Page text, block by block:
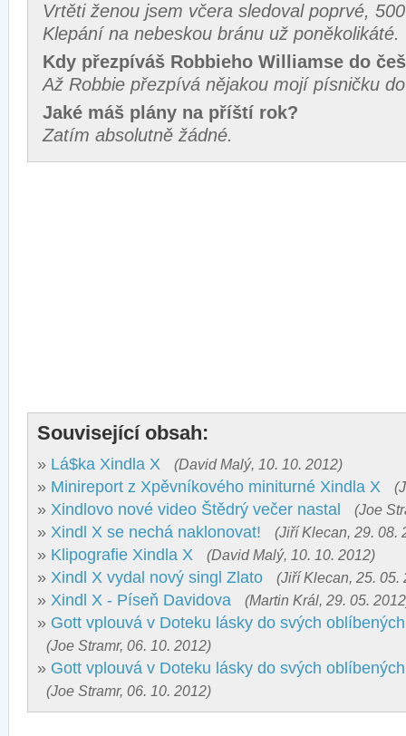
Vrtěti ženou jsem včera sledoval poprvé,
Klepání na nebeskou bránu už poněkolikáté.
Kdy přezpíváš Robbieho Williamse do
Až Robbie přezpívá nějakou mojí písničku
Jaké máš plány na příští rok?
Zatím absolutně žádné.
Související obsah:
» Lá$ka Xindla X (David Malý, 10. 10. 2012)
» Minireport z Xpěvníkového miniturné Xindla X
» Xindlovo nové video Štědrý večer nastal (Joe
» Xindl X se nechá naklonovat! (Jiří Klecan, 29. 08.
» Klipografie Xindla X (David Malý, 10. 10. 2012)
» Xindl X vydal nový singl Zlato (Jiří Klecan, 25. 05.
» Xindl X - Píseň Davidova (Martin Král, 29. 05.
» Gott vplouvá v Doteku lásky do svých
(Joe Stramr, 06. 10. 2012)
» Gott vplouvá v Doteku lásky do svých
(Joe Stramr, 06. 10. 2012)